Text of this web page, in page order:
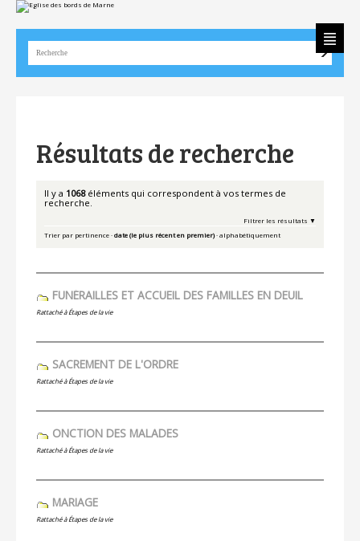
Aller
au
|
Aller
navigation
Outils
personnels
Résultats de recherche
Il y a 1068éléments qui correspondent à vos termes de
recherche.
Filtrer les résultats
Trier par pertinence·date (le plus récent en premier)·alphabétiquement
FUNÉRAILLES ET ACCUEIL DES FAMILLES EN DEUIL
Rattaché à Étapes de la vie
SACREMENT DE L'ORDRE
Rattaché à Étapes de la vie
ONCTION DES MALADES
Rattaché à Étapes de la vie
MARIAGE
Rattaché à Étapes de la vie